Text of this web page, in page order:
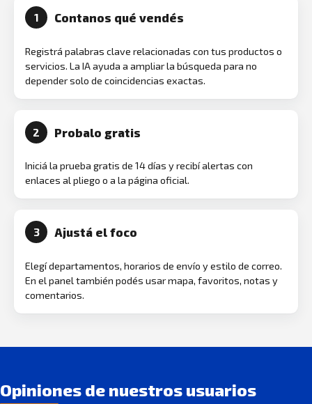
1 Contanos qué vendés
Registrá palabras clave relacionadas con tus productos o
servicios. La IA ayuda a ampliar la búsqueda para no
depender solo de coincidencias exactas.
2 Probalo gratis
Iniciá la prueba gratis de 14 días y recibí alertas con
enlaces al pliego o a la página oficial.
3 Ajustá el foco
Elegí departamentos, horarios de envío y estilo de correo.
En el panel también podés usar mapa, favoritos, notas y
comentarios.
Opiniones de nuestros usuarios